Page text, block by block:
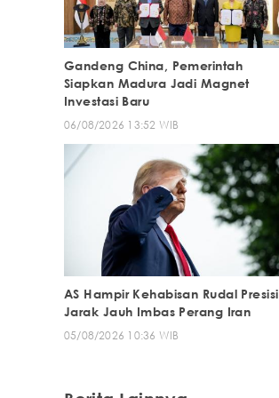
Gandeng China, Pemerintah
Siapkan Madura Jadi Magnet
Investasi Baru
06/08/2026 13:52 WIB
AS Hampir Kehabisan Rudal Presisi
Jarak Jauh Imbas Perang Iran
05/08/2026 10:36 WIB